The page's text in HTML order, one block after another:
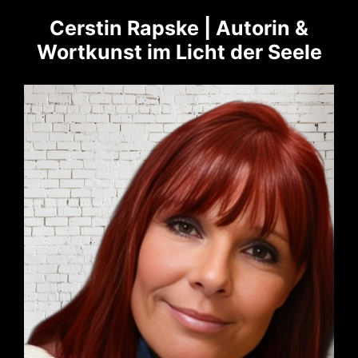
Cerstin Rapske | Autorin &
Wortkunst im Licht der Seele